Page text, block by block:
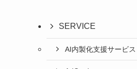
SERVICE
AI内製化支援サービ